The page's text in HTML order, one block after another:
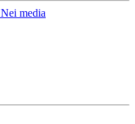
Nei media